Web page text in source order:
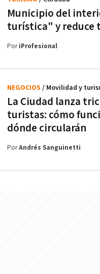
Municipio del
turística" y reduce
PoriProfesional
La Ciudad lanza
turistas: cómo
dónde circularán
NEGOCIOS / Movilidad y
PorAndrés Sanguinetti